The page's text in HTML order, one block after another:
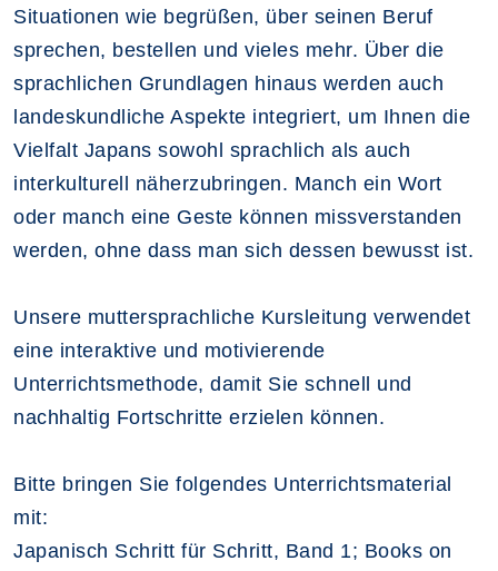
Situationen wie begrüßen, über seinen Beruf
sprechen, bestellen und vieles mehr. Über die
sprachlichen Grundlagen hinaus werden auch
landeskundliche Aspekte integriert, um Ihnen die
Vielfalt Japans sowohl sprachlich als auch
interkulturell näherzubringen. Manch ein Wort
oder manch eine Geste können missverstanden
werden, ohne dass man sich dessen bewusst ist.
Unsere muttersprachliche Kursleitung verwendet
eine interaktive und motivierende
Unterrichtsmethode, damit Sie schnell und
nachhaltig Fortschritte erzielen können.
Bitte bringen Sie folgendes Unterrichtsmaterial
mit:
Japanisch Schritt für Schritt, Band 1; Books on